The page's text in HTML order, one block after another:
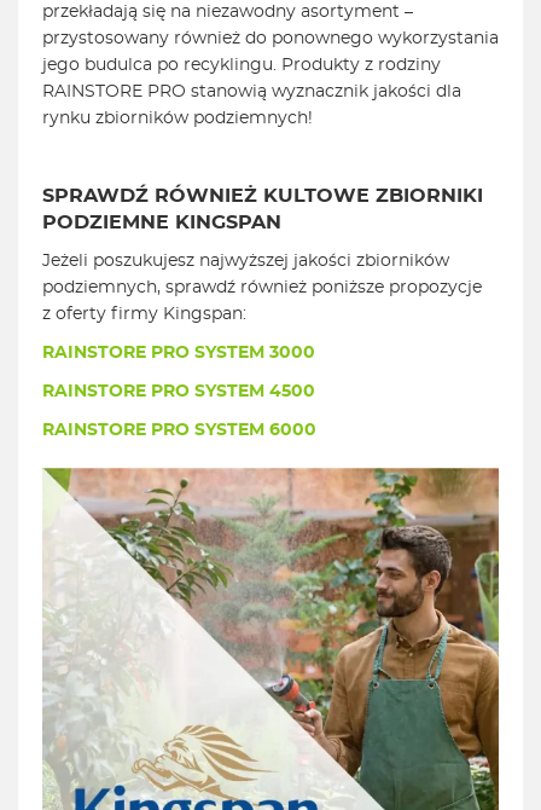
przekładają się na niezawodny asortyment –
przystosowany również do ponownego wykorzystania
jego budulca po recyklingu. Produkty z rodziny
RAINSTORE PRO stanowią wyznacznik jakości dla
rynku zbiorników podziemnych!
SPRAWDŹ RÓWNIEŻ KULTOWE ZBIORNIKI
PODZIEMNE KINGSPAN
Jeżeli poszukujesz najwyższej jakości zbiorników
podziemnych, sprawdź również poniższe propozycje
z oferty firmy Kingspan:
RAINSTORE PRO SYSTEM 3000
RAINSTORE PRO SYSTEM 4500
RAINSTORE PRO SYSTEM 6000